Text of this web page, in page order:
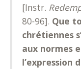
[Instr.
80-96]. Que
chrétiennes
aux normes
l’expression